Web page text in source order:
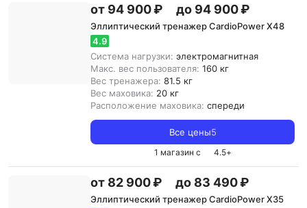
от 94 900 ₽ до 94 900 ₽
Эллиптический тренажер CardioPower X48
4.9
Система нагрузки: электромагнитная
Макс. вес пользователя: 160 кг
Вес тренажера: 81.5 кг
Вес маховика: 20 кг
Расположение маховика: спереди
Все цены5
1 магазин с 4.5+
от 82 900 ₽ до 83 490 ₽
Эллиптический тренажер CardioPower X35